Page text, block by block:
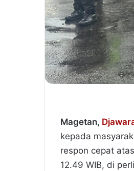
Magetan,
kepada
respon cepat
12.49 WIB, di